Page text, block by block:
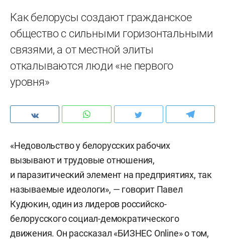
Как белорусы создают гражданское
общество с сильными горизонтальными
связями, а от местной элиты
откалываются люди «не первого
уровня»
«Недовольство у белорусских рабочих
вызывают и трудовые отношения,
и паразитический элемент на предприятиях, так
называемые идеологи», — говорит Павел
Кудюкин, один из лидеров российско-
белорусского социал-демократического
движения. Он рассказал «БИЗНЕС Online» о том,